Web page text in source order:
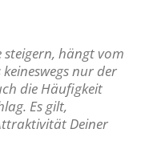
hängt vom
nur der
die Häufigkeit
Es gilt,
Deiner